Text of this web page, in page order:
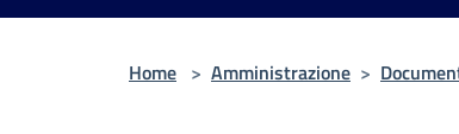
Home > Amministrazione >